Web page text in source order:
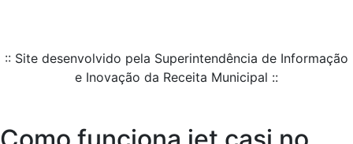
:: Site desenvolvido pela Superintendência de Informação
e Inovação da Receita Municipal ::